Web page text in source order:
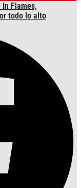
Flames,
todo lo alto